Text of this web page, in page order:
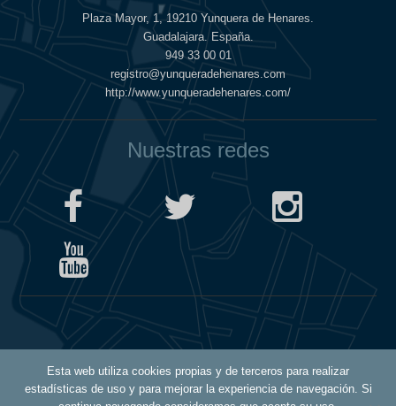
Esta web utiliza cookies propias y de terceros para realizar
estadísticas de uso y para mejorar la experiencia de navegación. Si
Plaza Mayor, 1, 19210 Yunquera de Henares.
Guadalajara. España.
949 33 00 01
registro@yunqueradehenares.com
http://www.yunqueradehenares.com/
Nuestras redes
Política de Cookies
Política de Privacidad